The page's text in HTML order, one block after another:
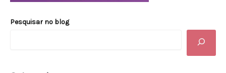
Pesquisar no blog